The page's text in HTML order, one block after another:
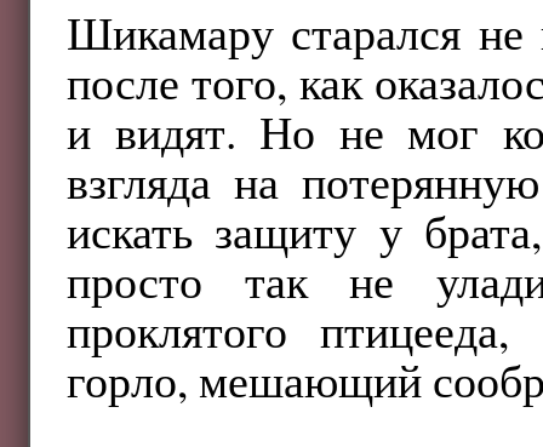
Шикамару старался не
после того, как
и видят. Но не мог
взгляда на
искать защиту у
просто так не
проклятого
горло, мешающий